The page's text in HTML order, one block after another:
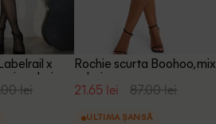
x
culori
lei
Rochie scurta Boohoo, mix
culori
21.65 lei 87.00 lei
ULTIMA ȘANSĂ